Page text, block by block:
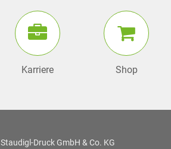
Karriere Shop
Staudigl-Druck GmbH & Co. KG